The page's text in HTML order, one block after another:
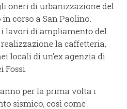
oneri di urbanizzazione del
corso a San Paolino.
lavori di ampliamento del
la caffetteria,
locali di un’ex agenzia di
Fossi.
per la prima volta i
sismico, così come